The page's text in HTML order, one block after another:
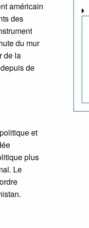
américain
des
du mur
de la
de
et
plus
Le